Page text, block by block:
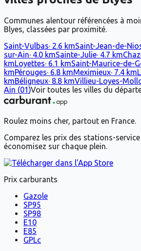
Communes alentour référencées à
Blyes, classées par proximité.
Saint-Vulbas· 2.6 kmSaint-Jean-de-
sur-Ain· 4.0 kmSainte-Julie· 4.7 km
kmLoyettes· 6.1 kmSaint-Maurice-de-
kmPérouges· 6.8 kmMeximieux· 7.4 km
kmBéligneux· 8.8 kmVillieu-Loyes-
Ain (01)Voir toutes les villes du
Roulez moins cher, partout en France.
Comparez les prix des stations-
économisez sur chaque plein.
Prix carburants
Gazole
SP95
SP98
E10
E85
GPLc